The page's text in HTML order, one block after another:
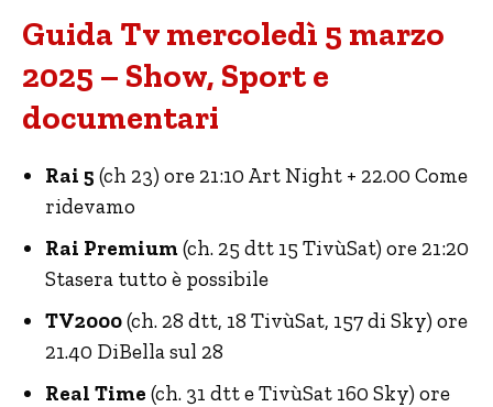
Guida Tv mercoledì 5 marzo
2025 – Show, Sport e
documentari
Rai 5 (ch 23) ore 21:10 Art Night + 22.00 Come
ridevamo
Rai Premium(ch. 25 dtt 15 TivùSat) ore 21:20
Stasera tutto è possibile
TV2000(ch. 28 dtt, 18 TivùSat, 157 di Sky) ore
21.40 DiBella sul 28
Real Time (ch. 31 dtt e TivùSat 160 Sky) ore